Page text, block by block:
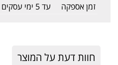
זמן אספקה
עד 5 ימי עסקים
חוות דעת על המוצר